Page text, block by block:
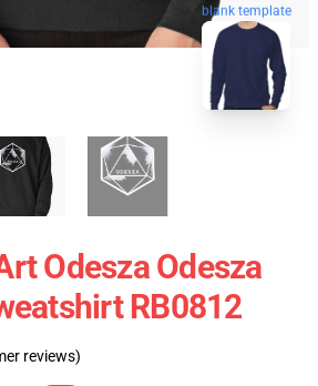
blank template
Odesza Odesza
RB0812
reviews)